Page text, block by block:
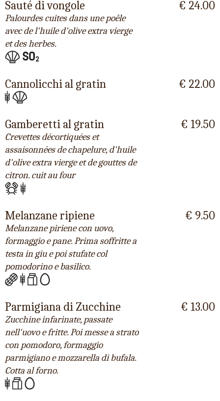
Sauté di vongole
Palourdes cuites dans une poêle
avec de l'huile d'olive extra vierge
et des herbes.
€ 24.00
Cannolicchi al gratin € 22.00
Gamberetti al gratin
Crevettes décortiquées et
assaisonnées de chapelure, d'huile
d'olive extra vierge et de gouttes de
citron. cuit au four
€ 19.50
Melanzane ripiene
Melanzane piriene con uovo,
formaggio e pane. Prima soffritte a
testa in giu e poi stufate col
pomodorino e basilico.
€ 9.50
Parmigiana di Zucchine
Zucchine infarinate, passate
nell'uovo e fritte. Poi messe a strato
con pomodoro, formaggio
parmigiano e mozzarella di bufala.
Cotta al forno.
€ 13.00